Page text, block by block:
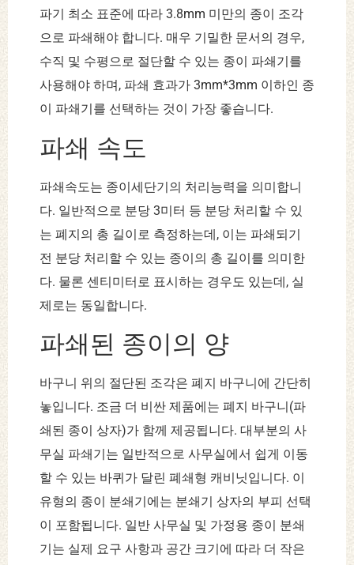
파기 최소 표준에 따라 3.8mm 미만의 종이 조각
으로 파쇄해야 합니다. 매우 기밀한 문서의 경우,
수직 및 수평으로 절단할 수 있는 종이 파쇄기를
사용해야 하며, 파쇄 효과가 3mm*3mm 이하인 종
이 파쇄기를 선택하는 것이 가장 좋습니다.
파쇄 속도
파쇄속도는 종이세단기의 처리능력을 의미합니
다. 일반적으로 분당 3미터 등 분당 처리할 수 있
는 폐지의 총 길이로 측정하는데, 이는 파쇄되기
전 분당 처리할 수 있는 종이의 총 길이를 의미한
다. 물론 센티미터로 표시하는 경우도 있는데, 실
제로는 동일합니다.
파쇄된 종이의 양
바구니 위의 절단된 조각은 폐지 바구니에 간단히
놓입니다. 조금 더 비싼 제품에는 폐지 바구니(파
쇄된 종이 상자)가 함께 제공됩니다. 대부분의 사
무실 파쇄기는 일반적으로 사무실에서 쉽게 이동
할 수 있는 바퀴가 달린 폐쇄형 캐비닛입니다. 이
유형의 종이 분쇄기에는 분쇄기 상자의 부피 선택
이 포함됩니다. 일반 사무실 및 가정용 종이 분쇄
기는 실제 요구 사항과 공간 크기에 따라 더 작은